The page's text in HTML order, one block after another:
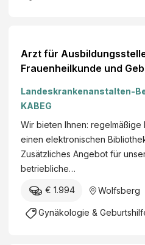
Arzt für
Frauenheilkunde und
Landeskrankenanstalten-
KABEG
Wir bieten Ihnen:
einen elektronischen
Zusätzliches Angebot für
betriebliche…
€ 1.994 Wolfsberg
Gynäkologie &